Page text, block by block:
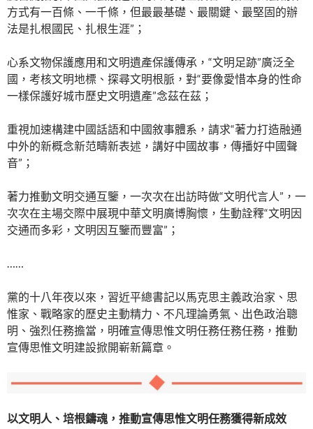
方式有一百條、一千條，但最最基礎、最關鍵、最堅固的辦
法是扎根國民、扎根生涯”；
心系文物保護應用和文明遺產保護傳承，“文明足跡”廣泛全
國，考核文明地標、探尋文明根脈，對“要像愛惜本身的性命
一樣保護好城市歷史文明遺產”念茲在茲；
重視加速構建中國話語和中國敘事體系，請求“著力打造融通
中外的新概念新范疇新表述，講好中國故事，傳播好中國聲
音”；
著力推動文明交通互鑒，一次次在出訪時做“文明代言人”，一
次次在主場交際中展現中華文明廣博胸懷，生動詮釋“文明因
交通而多彩，文明因互鑒而豐富”；
……
黨的十八年夜以來，習近平總書記以馬克思主義政治家、思
惟家、戰略家的歷史主動精力、不凡理論勇氣、出色政治聰
明、強烈任務擔當，明確宣傳思惟文明任務任務任務，推動
宣傳思惟文明建設掀開嶄新篇章。
以文明人、培根鑄魂，推動宣傳思惟文明任務獲得新成效